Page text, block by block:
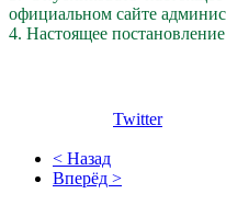
официальном сайте
4. Настоящее
Twitter
< Назад
Вперёд >